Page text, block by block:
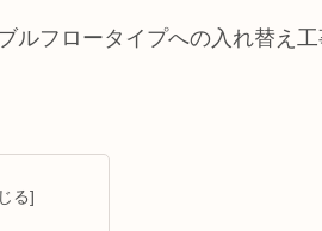
ルフロータイプへの入れ替え